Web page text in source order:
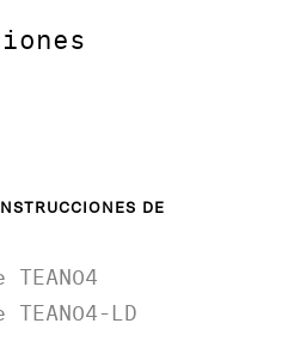
DE
TEAN04
TEAN04-LD